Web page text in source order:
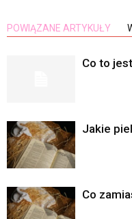
POWIĄZANE ARTYKUŁY
Co to
Jakie
Co